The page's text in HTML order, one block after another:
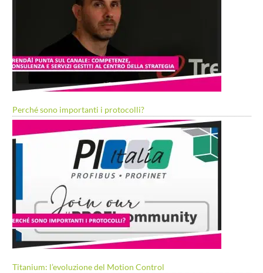
Perché sono importanti i protocolli?
Titanium: l’evoluzione del Motion Control